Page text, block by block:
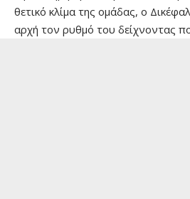
θετικό κλίμα της ομάδας, ο
αρχή τον ρυθμό του δείχνοντας